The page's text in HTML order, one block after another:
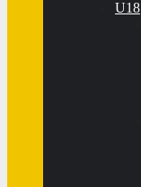
U18